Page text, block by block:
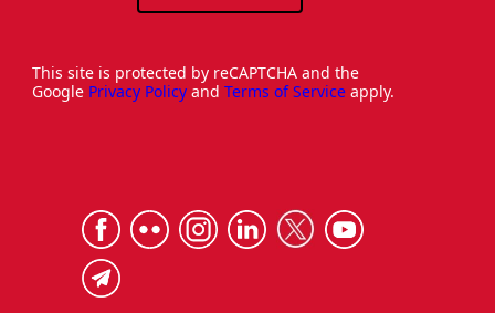
This site is protected by reCAPTCHA and the
Google Privacy Policy and Terms of Service apply.